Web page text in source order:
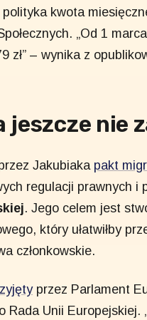
kwota
„Od 1
zł” – wynika z
jeszcze nie
Jakubiaka pakt
regulacji prawnych i
. Jego celem jest
który ułatwiłby
członkowskie.
przez Parlament
Rada Unii Europejskiej.